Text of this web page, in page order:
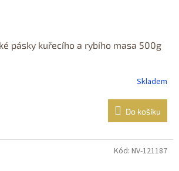
pásky kuřecího a rybího masa 500g
Skladem
Do košíku
Kód: NV-121187